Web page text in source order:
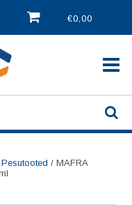
€0,00
Pesutooted / MAFRA